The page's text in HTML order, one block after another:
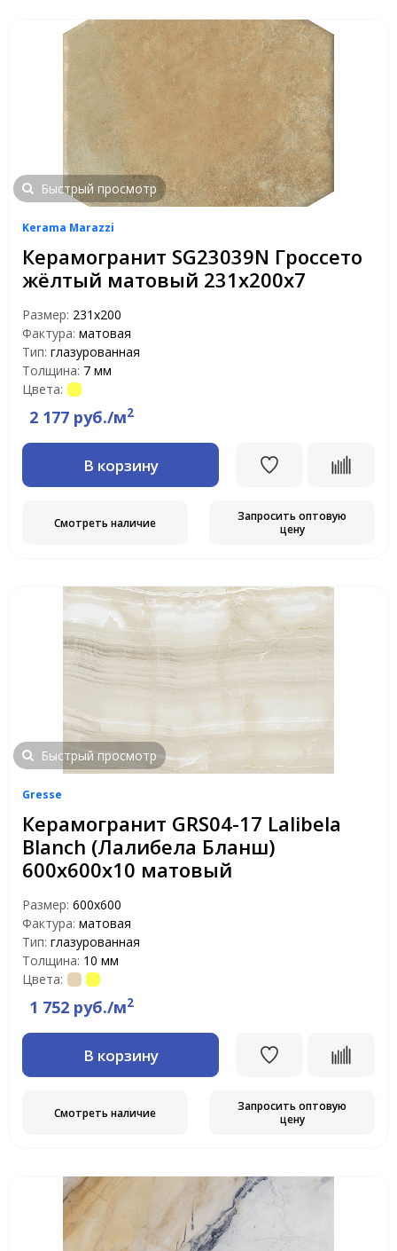
Быстрый просмотр
Kerama Marazzi
Керамогранит SG23039N Гроссето
жёлтый матовый 231х200х7
Размер: 231х200
Фактура: матовая
Тип: глазурованная
Толщина: 7 мм
Цвета:
2 177 руб./м2
В корзину
Смотреть наличие
Запросить оптовую
цену
Быстрый просмотр
Gresse
Керамогранит GRS04-17 Lalibela
Blanch (Лалибела Бланш)
600х600x10 матовый
Размер: 600х600
Фактура: матовая
Тип: глазурованная
Толщина: 10 мм
Цвета:
1 752 руб./м2
В корзину
Смотреть наличие
Запросить оптовую
цену